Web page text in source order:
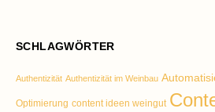
SCHLAGWÖRTER
Authentizität Authentizität im Weinbau
Optimierung content ideen weingut